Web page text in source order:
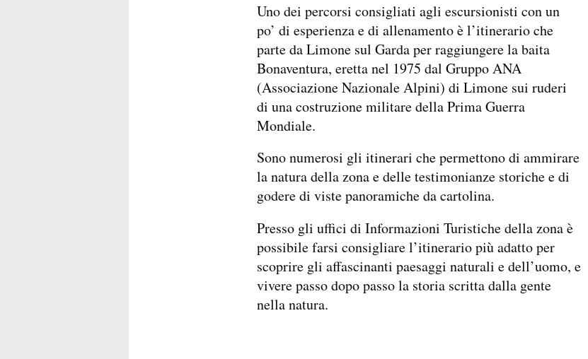
Uno dei percorsi consigliati agli escursionisti con un
po’ di esperienza e di allenamento è l’itinerario che
parte da Limone sul Garda per raggiungere la baita
Bonaventura, eretta nel 1975 dal Gruppo ANA
(Associazione Nazionale Alpini) di Limone sui ruderi
di una costruzione militare della Prima Guerra
Mondiale.
Sono numerosi gli itinerari che permettono di ammirare
la natura della zona e delle testimonianze storiche e di
godere di viste panoramiche da cartolina.
Presso gli uffici di Informazioni Turistiche della zona è
possibile farsi consigliare l’itinerario più adatto per
scoprire gli affascinanti paesaggi naturali e dell’uomo, e
vivere passo dopo passo la storia scritta dalla gente
nella natura.